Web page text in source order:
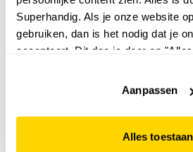
Superhandig. Als je onze website
gebruiken, dan is het nodig dat je
accepteert. Dit doe je door op
website niet optimaal functioneert.
Aanpassen
Alles toestaan